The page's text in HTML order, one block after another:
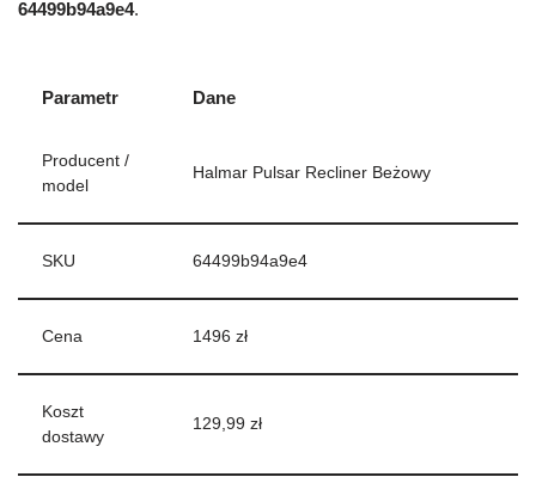
64499b94a9e4.
Parametr Dane
Producent /
model
Halmar Pulsar Recliner Beżowy
SKU 64499b94a9e4
Cena 1496 zł
Koszt
dostawy
129,99 zł